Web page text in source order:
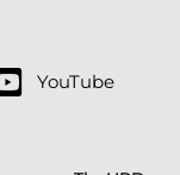
YouTube